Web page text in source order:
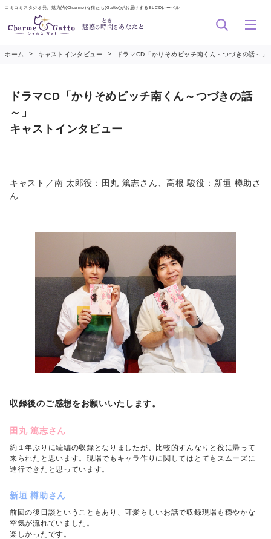
コミコミスタジオ発、魅力的(Charme)な猫たち(Gatto)がお届けするBLCDレーベル
魅惑の 時間
とき
を あなたと
ホーム > キャストインタビュー > ドラマCD「かりそめビッチ南くん～つづきの話～」
ドラマCD「かりそめビッチ南くん～つづきの話
～」
キャストインタビュー
キャスト／南 太郎役：田丸 篤志さん、高根 駿役：新垣 樽助さ
ん
収録後のご感想をお願いいたします。
田丸 篤志さん
約１年ぶりに続編の収録となりましたが、比較的すんなりと役に帰って
来られたと思います。現場でもキャラ作りに関してはとてもスムーズに
進行できたと思っています。
新垣 樽助さん
前回の後日談ということもあり、可愛らしいお話で収録現場も穏やかな
空気が流れていました。
楽しかったです。